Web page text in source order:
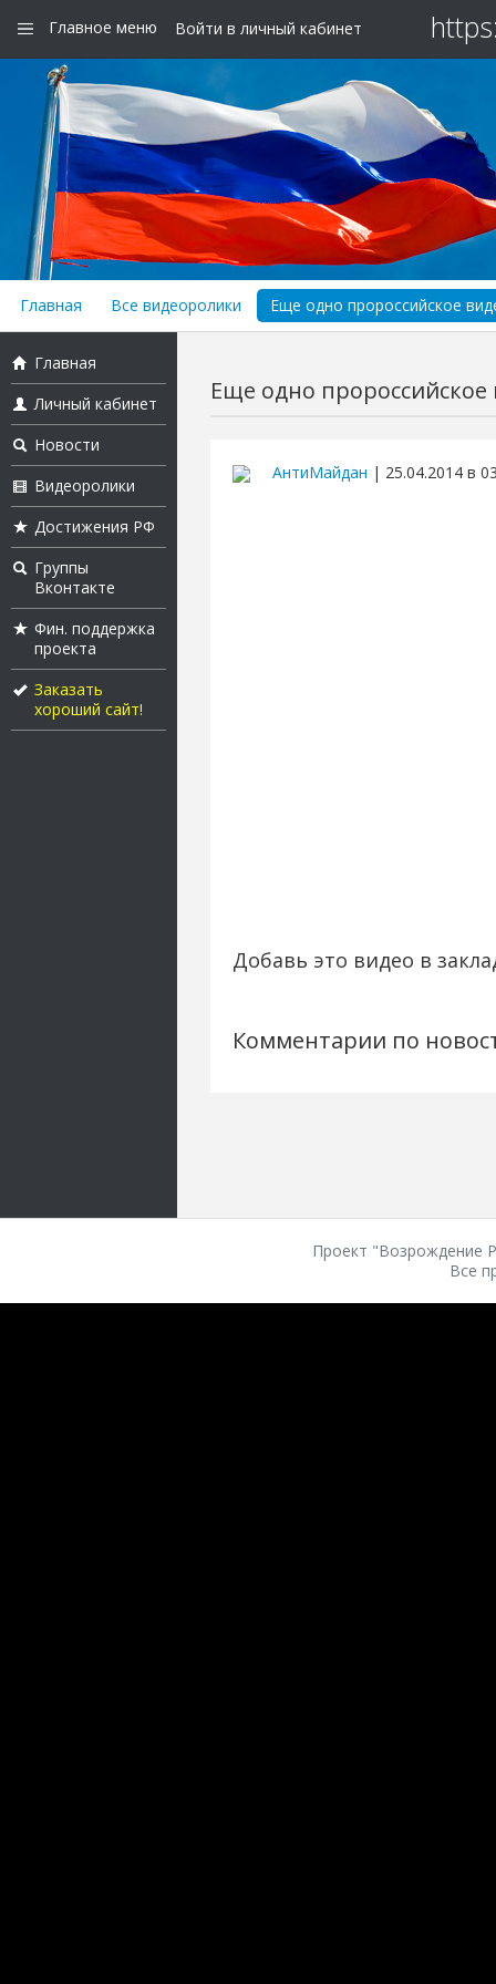
Главное меню Войти в личный кабинет
Главная Все видеоролики Еще одно пророссийское
Главная
Личный кабинет
Новости
Видеоролики
Достижения РФ
Группы
Вконтакте
Фин. поддержка
проекта
Заказать
хороший сайт!
Еще одно пророссийское
АнтиМайдан | 25.04.2014 в
Добавь это видео в
Комментарии по
Проект "Возрождение
Все